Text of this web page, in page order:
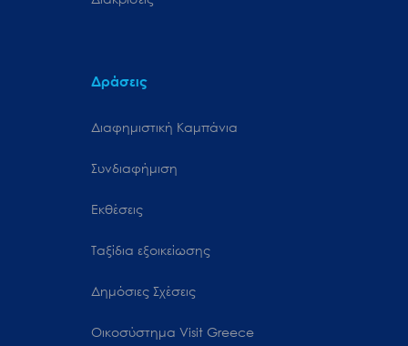
Δράσεις
Διαφημιστική Καμπάνια
Συνδιαφήμιση
Εκθέσεις
Ταξίδια εξοικείωσης
Δημόσιες Σχέσεις
Oικοσύστημα Visit Greece